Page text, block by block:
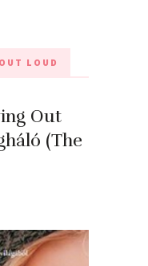
LOUD
Out
(The